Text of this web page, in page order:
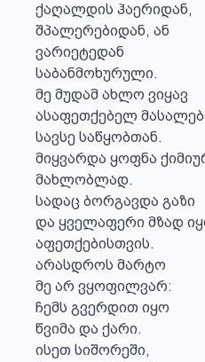
ქაღალდის ჰაერიდან,
შპალერებიდან, ან
ვარიეტედან
საბანმოხურული.
მე მუდამ ახლო ვიყავ
ასაფეთქებელ
სავსე საწყობთან.
მიყვარდა ყოფნა
მახლობლად.
სადაც ბორგავდა გაზი
და ყველაფერი მზად
აფეთქებისთვის.
არასდროს მარტო
მე არ ვყოფილვარ:
ჩემს გვერდით იყო
წვიმა და ქარი.
ისეთ სიშორეში,